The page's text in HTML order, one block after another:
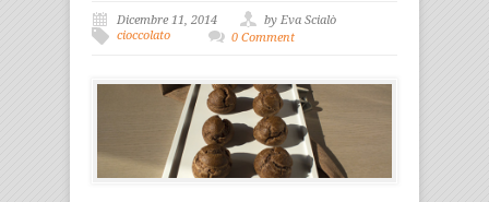
Dicembre 11, 2014
by Eva Scialò
cioccolato
0 Comment